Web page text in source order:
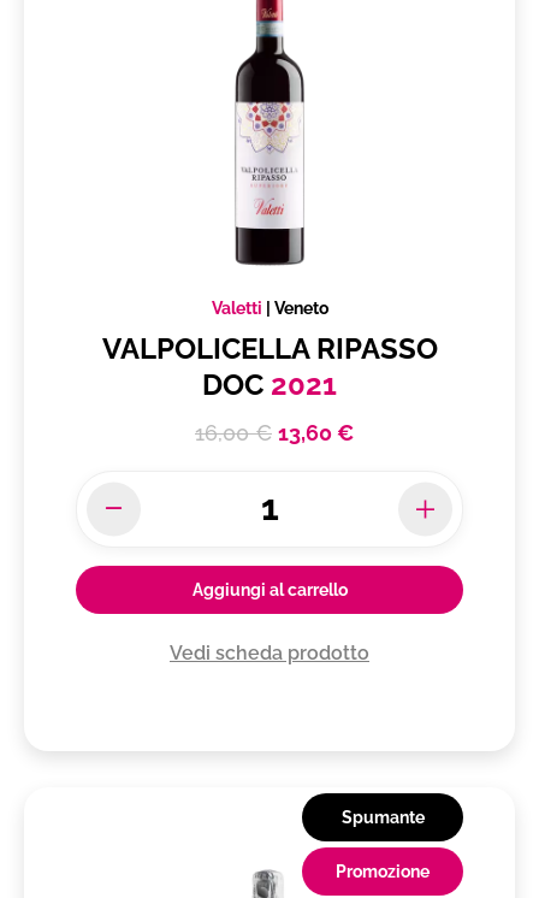
Valetti | Veneto
VALPOLICELLA RIPASSO
DOC 2021
16,00 € 13,60 €
Aggiungi al carrello
Vedi scheda prodotto
Spumante
Promozione